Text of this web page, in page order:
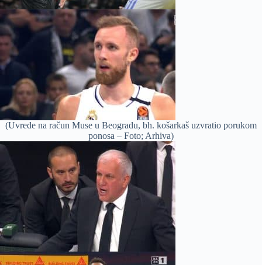
(Uvrede na račun Muse u Beogradu, bh. košarkaš uzvratio porukom
ponosa – Foto; Arhiva)